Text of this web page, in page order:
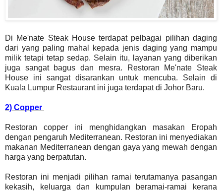
Di Me'nate Steak House terdapat pelbagai pilihan daging
dari yang paling mahal kepada jenis daging yang mampu
milik tetapi tetap sedap. Selain itu, layanan yang diberikan
juga sangat bagus dan mesra. Restoran Me'nate Steak
House ini sangat disarankan untuk mencuba. Selain di
Kuala Lumpur Restaurant ini juga terdapat di Johor Baru.
2) Copper
Restoran copper ini menghidangkan masakan Eropah
dengan pengaruh Mediterranean. Restoran ini menyediakan
makanan Mediterranean dengan gaya yang mewah dengan
harga yang berpatutan.
Restoran ini menjadi pilihan ramai terutamanya pasangan
kekasih, keluarga dan kumpulan beramai-ramai kerana